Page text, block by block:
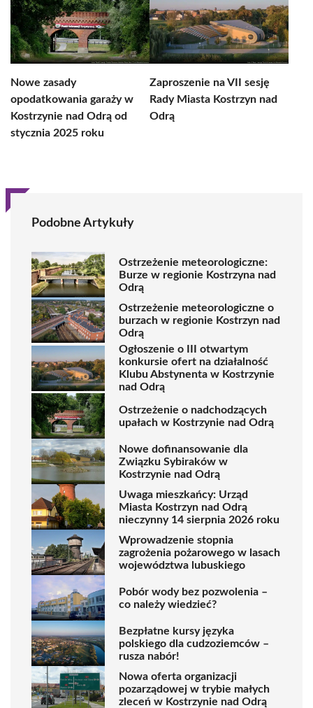
Nowe zasady
opodatkowania garaży w
Kostrzynie nad Odrą od
stycznia 2025 roku
Zaproszenie na VII sesję
Rady Miasta Kostrzyn nad
Odrą
Podobne Artykuły
Ostrzeżenie meteorologiczne:
Burze w regionie Kostrzyna nad
Odrą
Ostrzeżenie meteorologiczne o
burzach w regionie Kostrzyn nad
Odrą
Ogłoszenie o III otwartym
konkursie ofert na działalność
Klubu Abstynenta w Kostrzynie
nad Odrą
Ostrzeżenie o nadchodzących
upałach w Kostrzynie nad Odrą
Nowe dofinansowanie dla
Związku Sybiraków w
Kostrzynie nad Odrą
Uwaga mieszkańcy: Urząd
Miasta Kostrzyn nad Odrą
nieczynny 14 sierpnia 2026 roku
Wprowadzenie stopnia
zagrożenia pożarowego w lasach
województwa lubuskiego
Pobór wody bez pozwolenia –
co należy wiedzieć?
Bezpłatne kursy języka
polskiego dla cudzoziemców –
rusza nabór!
Nowa oferta organizacji
pozarządowej w trybie małych
zleceń w Kostrzynie nad Odrą